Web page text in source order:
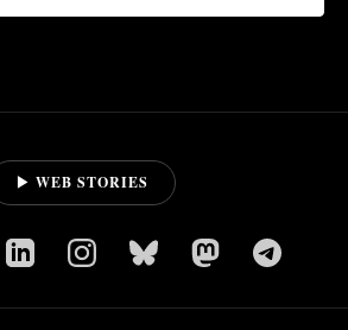
▶ WEB STORIES